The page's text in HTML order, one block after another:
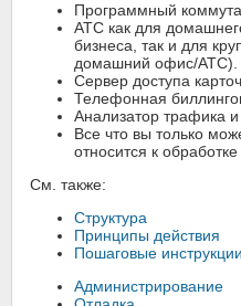
Программный
АТС как для
бизнеса, так и для
домашний офис/АТС).
Сервер доступа
Телефонная
Анализатор трафика
Все что вы только
относится к
См. также:
Структура
Принципы действия
Пошаговые инструкции
Администрирование